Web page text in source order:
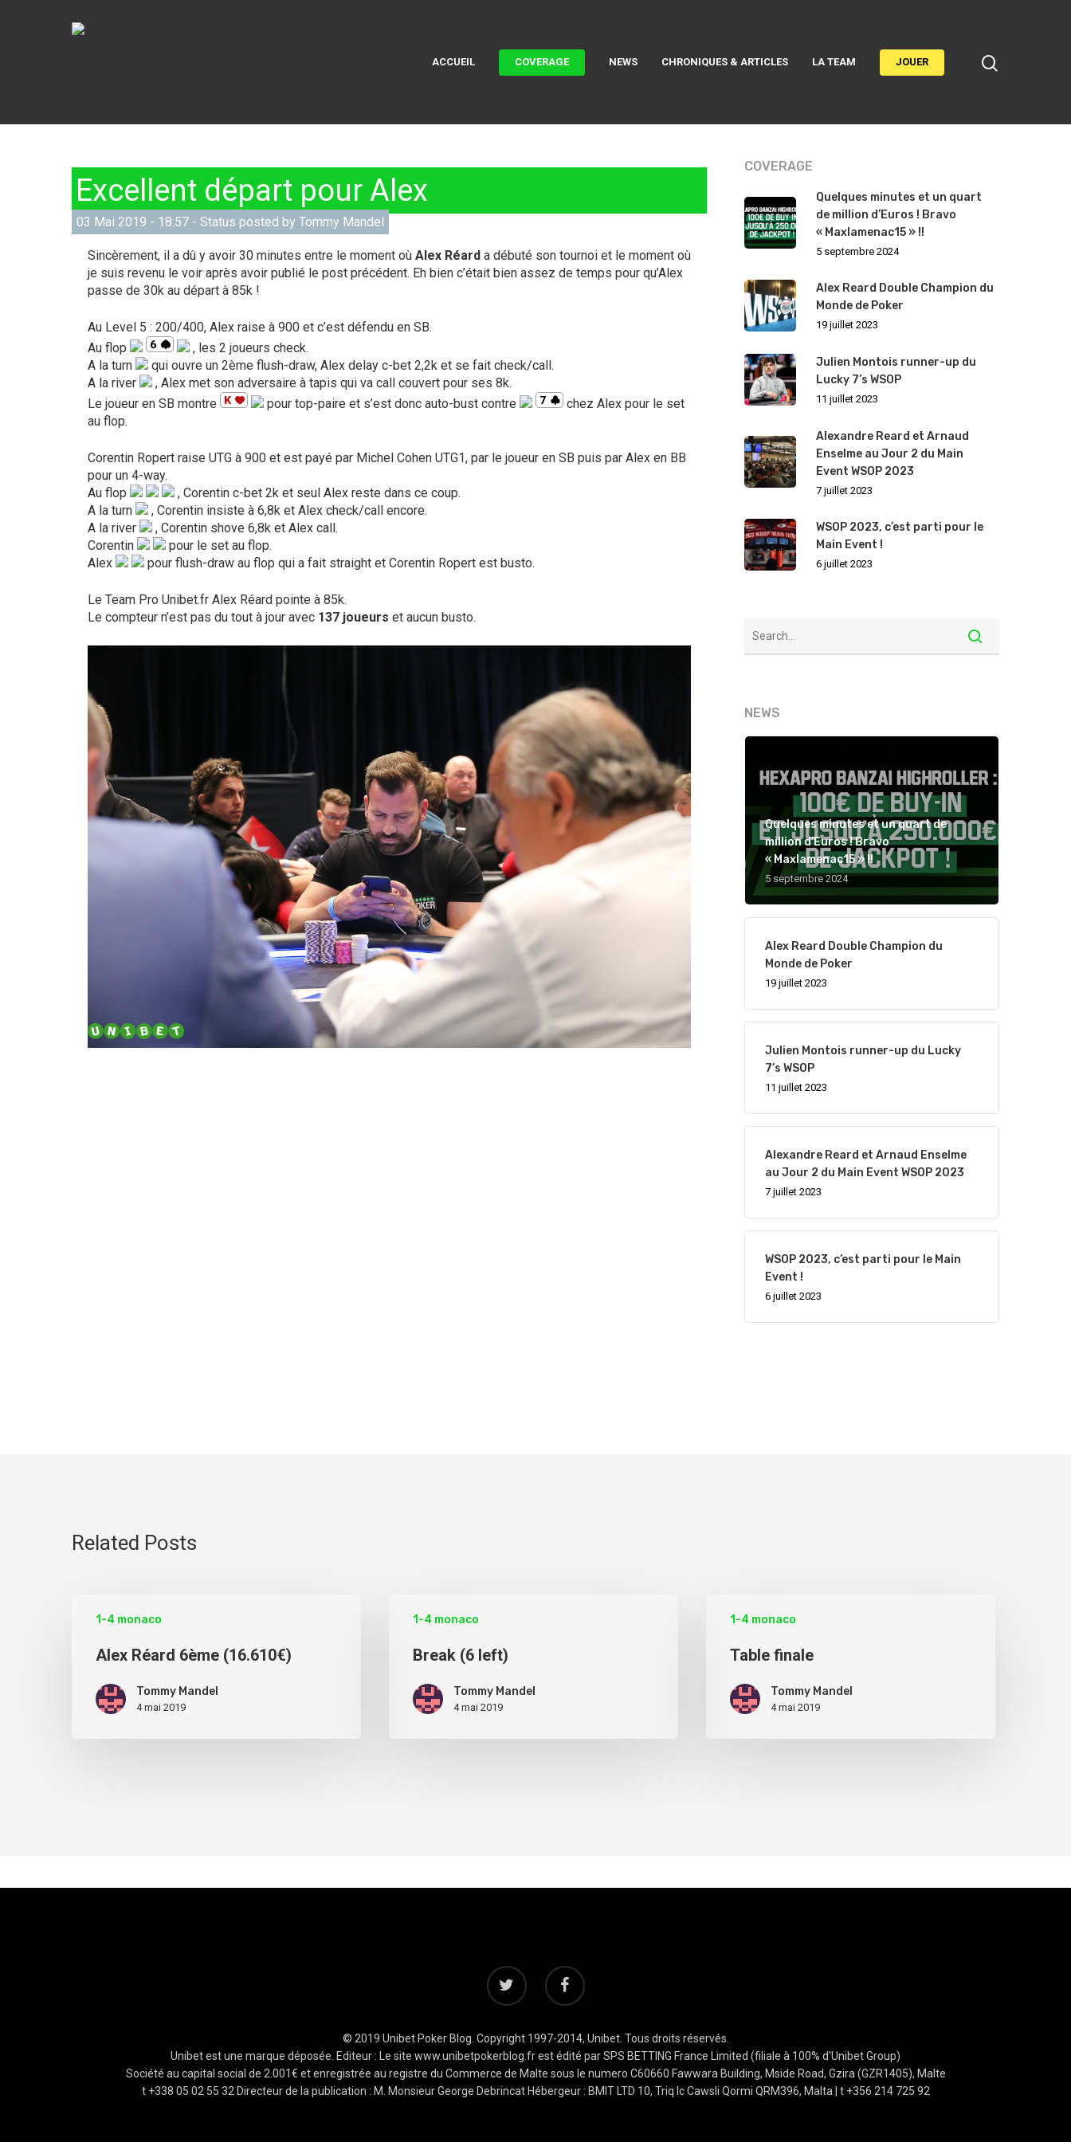
Hit enter to search or ESC to close
ACCUEIL COVERAGE NEWS CHRONIQUES & ARTICLES LA TEAM JOUER
Excellent départ pour Alex
03 Mai 2019 - 18:57 - Status posted by Tommy Mandel
Sincèrement, il a dû y avoir 30 minutes entre le moment où Alex Réard a débuté son tournoi et le moment où
je suis revenu le voir après avoir publié le post précédent. Eh bien c’était bien assez de temps pour qu’Alex
passe de 30k au départ à 85k !
Au Level 5 : 200/400, Alex raise à 900 et c’est défendu en SB.
Au flop
, les 2 joueurs check.
A la turn
qui ouvre un 2ème flush-draw, Alex delay c-bet 2,2k et se fait check/call.
A la river
, Alex met son adversaire à tapis qui va call couvert pour ses 8k.
Le joueur en SB montre
pour top-paire et s’est donc auto-bust contre
chez Alex pour le set
au flop.
Corentin Ropert raise UTG à 900 et est payé par Michel Cohen UTG1, par le joueur en SB puis par Alex en BB
pour un 4-way.
Au flop
, Corentin c-bet 2k et seul Alex reste dans ce coup.
A la turn
, Corentin insiste à 6,8k et Alex check/call encore.
A la river
, Corentin shove 6,8k et Alex call.
Corentin
pour le set au flop.
Alex
pour flush-draw au flop qui a fait straight et Corentin Ropert est busto.
Le Team Pro Unibet.fr Alex Réard pointe à 85k.
Le compteur n’est pas du tout à jour avec 137 joueurs et aucun busto.
COVERAGE
Quelques minutes et un quart
de million d’Euros ! Bravo
« Maxlamenac15 » !!
5 septembre 2024
Alex Reard Double Champion du
Monde de Poker
19 juillet 2023
Julien Montois runner-up du
Lucky 7’s WSOP
11 juillet 2023
Alexandre Reard et Arnaud
Enselme au Jour 2 du Main
Event WSOP 2023
7 juillet 2023
WSOP 2023, c’est parti pour le
Main Event !
6 juillet 2023
NEWS
Quelques minutes et un quart de
million d’Euros ! Bravo
« Maxlamenac15 » !!
5 septembre 2024
Alex Reard Double Champion du
Monde de Poker
19 juillet 2023
Julien Montois runner-up du Lucky
7’s WSOP
11 juillet 2023
Alexandre Reard et Arnaud Enselme
au Jour 2 du Main Event WSOP 2023
7 juillet 2023
WSOP 2023, c’est parti pour le Main
Event !
6 juillet 2023
Related Posts
1-4 monaco
Alex Réard 6ème (16.610€)
Tommy Mandel
4 mai 2019
1-4 monaco
Break (6 left)
Tommy Mandel
4 mai 2019
1-4 monaco
Table finale
Tommy Mandel
4 mai 2019
© 2019 Unibet Poker Blog. Copyright 1997-2014, Unibet. Tous droits réservés.
Unibet est une marque déposée. Editeur : Le site www.unibetpokerblog.fr est édité par SPS BETTING France Limited (filiale à 100% d'Unibet Group)
Société au capital social de 2.001€ et enregistrée au registre du Commerce de Malte sous le numero C60660 Fawwara Building, Mside Road, Gzira (GZR1405), Malte
t +338 05 02 55 32 Directeur de la publication : M. Monsieur George Debrincat Hébergeur : BMIT LTD 10, Triq lc Cawsli Qormi QRM396, Malta | t +356 214 725 92